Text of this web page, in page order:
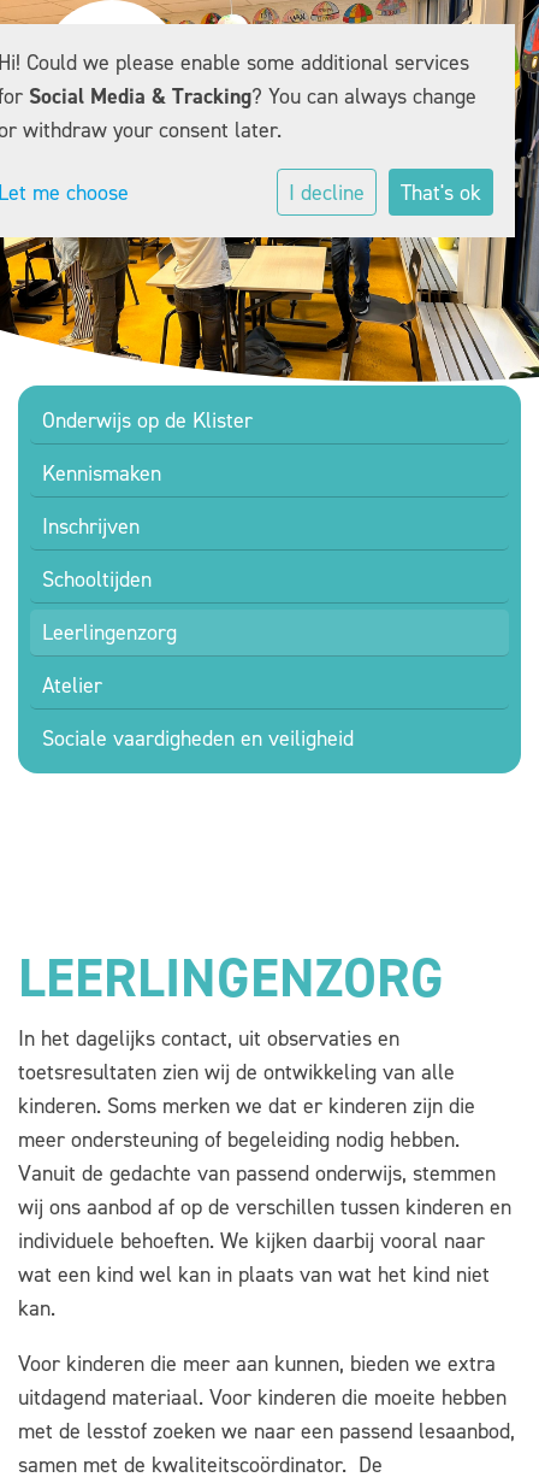
Onderwijs op de Klister
Kennismaken
Inschrijven
Schooltijden
Leerlingenzorg
Atelier
Sociale vaardigheden en veiligheid
LEERLINGENZORG
In het dagelijks contact, uit observaties en
toetsresultaten zien wij de ontwikkeling van alle
kinderen. Soms merken we dat er kinderen zijn die
meer ondersteuning of begeleiding nodig hebben.
Vanuit de gedachte van passend onderwijs, stemmen
wij ons aanbod af op de verschillen tussen kinderen en
individuele behoeften. We kijken daarbij vooral naar
wat een kind wel kan in plaats van wat het kind niet
kan.
Voor kinderen die meer aan kunnen, bieden we extra
uitdagend materiaal. Voor kinderen die moeite hebben
met de lesstof zoeken we naar een passend lesaanbod,
samen met de kwaliteitscoördinator. De
Could we please enable some additional services
Social Media & Tracking? You can always change
withdraw your consent later.
me choose I decline That's ok